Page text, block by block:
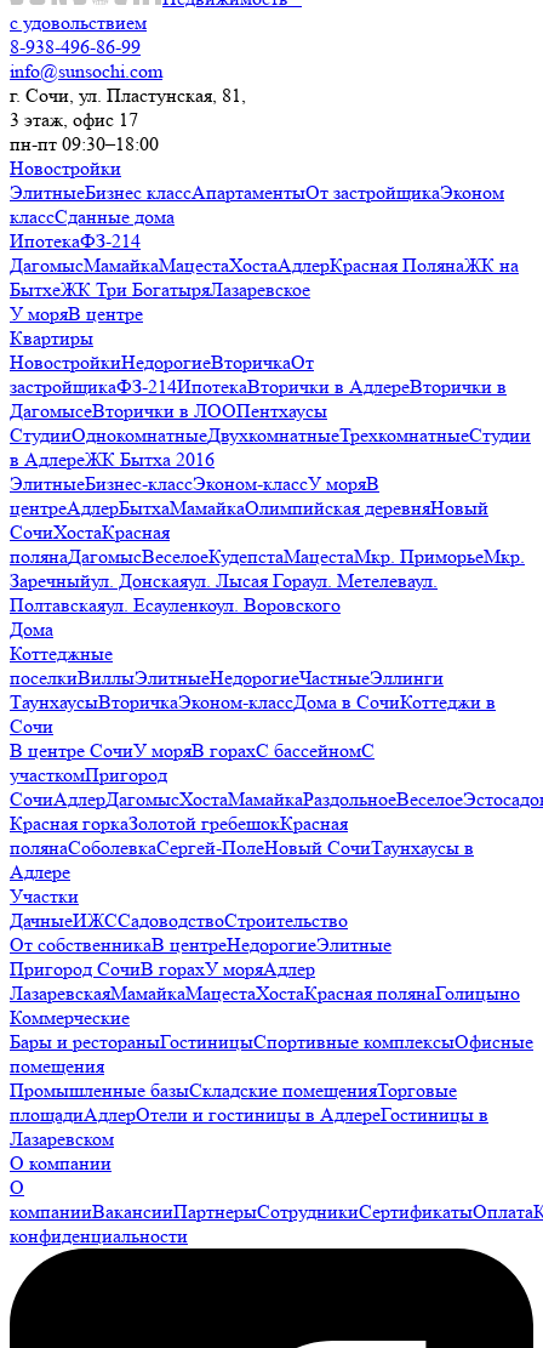
с удовольствием
8-938-496-86-99
info@sunsochi.com
г. Сочи, ул. Пластунская, 81,
3 этаж, офис 17
пн-пт 09:30–18:00
Новостройки
ЭлитныеБизнес классАпартаментыОт застройщикаЭконом
классСданные дома
ИпотекаФЗ-214
ДагомысМамайкаМацестаХостаАдлерКрасная ПолянаЖК на
БытхеЖК Три БогатыряЛазаревское
У моряВ центре
Квартиры
НовостройкиНедорогиеВторичкаОт
застройщикаФЗ-214ИпотекаВторички в АдлереВторички в
ДагомысеВторички в ЛООПентхаусы
СтудииОднокомнатныеДвухкомнатныеТрехкомнатныеСтудии
в АдлереЖК Бытха 2016
ЭлитныеБизнес-классЭконом-классУ моряВ
центреАдлерБытхаМамайкаОлимпийская деревняНовый
СочиХостаКрасная
полянаДагомысВеселоеКудепстаМацестаМкр. ПриморьеМкр.
Заречныйул. Донскаяул. Лысая Гораул. Метелеваул.
Полтавскаяул. Есауленкоул. Воровского
Дома
Коттеджные
поселкиВиллыЭлитныеНедорогиеЧастныеЭллинги
ТаунхаусыВторичкаЭконом-классДома в СочиКоттеджи в
Сочи
В центре СочиУ моряВ горахС бассейномС
участкомПригород
СочиАдлерДагомысХостаМамайкаРаздольноеВеселое
Красная горкаЗолотой гребешокКрасная
полянаСоболевкаСергей-ПолеНовый СочиТаунхаусы в
Адлере
Участки
ДачныеИЖССадоводствоСтроительство
От собственникаВ центреНедорогиеЭлитные
Пригород СочиВ горахУ моряАдлер
ЛазаревскаяМамайкаМацестаХостаКрасная полянаГолицыно
Коммерческие
Бары и рестораныГостиницыСпортивные комплексыОфисные
помещения
Промышленные базыСкладские помещенияТорговые
площадиАдлерОтели и гостиницы в АдлереГостиницы в
Лазаревском
О компании
О
компанииВакансииПартнерыСотрудникиСертификатыОплата
конфиденциальности